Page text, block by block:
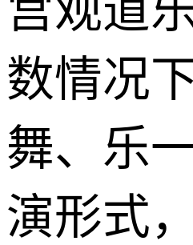
宫观道
数情况
舞、乐
演形式